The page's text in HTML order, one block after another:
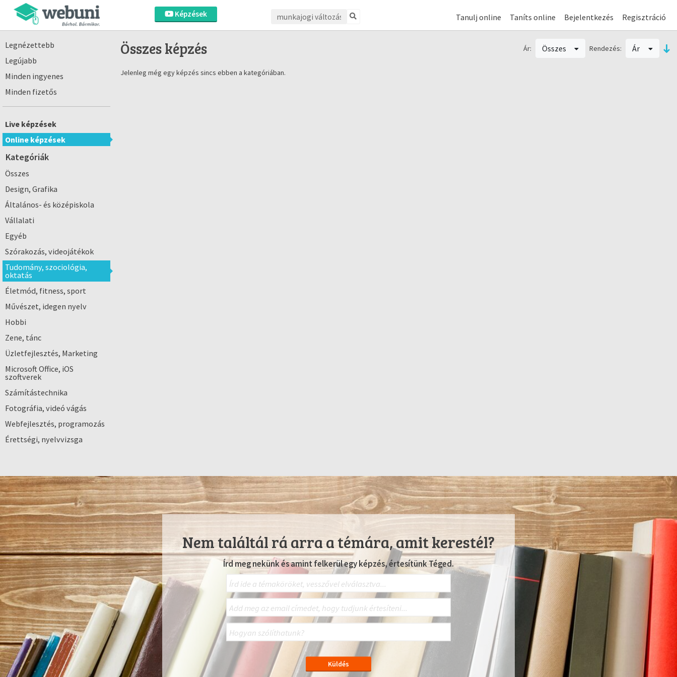
Képzések Tanulj online Taníts online Bejelentkezés Regisztráció
Legnézettebb
Legújabb
Minden ingyenes
Minden fizetős
Live képzések
Online képzések
Kategóriák
Összes
Design, Grafika
Általános- és középiskola
Vállalati
Egyéb
Szórakozás, videojátékok
Tudomány, szociológia,
oktatás
Életmód, fitness, sport
Művészet, idegen nyelv
Hobbi
Zene, tánc
Üzletfejlesztés, Marketing
Microsoft Office, iOS
szoftverek
Számítástechnika
Fotográfia, videó vágás
Webfejlesztés, programozás
Érettségi, nyelvvizsga
Összes képzés Ár: Összes Rendezés: Ár
Jelenleg még egy képzés sincs ebben a kategóriában.
Nem találtál rá arra a témára, amit kerestél?
Írd meg nekünk és amint felkerül egy képzés, értesítünk Téged.